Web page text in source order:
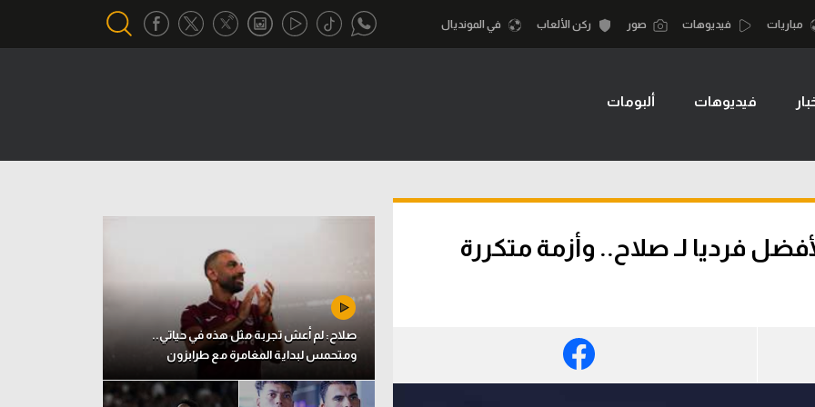
الكرة الإفريقية
الدوري الإنجليزي
كرة السلة الأمريكية
كرة سلة
كرة يد
رياضة نسائية
تقرير في الجول
تحليل في الجول
حكايات في الجول
كويز في الجول
فيديو في الجول
مباريات فيديوهات صور ركن الألعاب في المونديال
فيديوهات ألبومات
صلاح: لم أعش تجربة مثل هذه في حياتي..
ومتحمس لبداية المغامرة مع طرابزون